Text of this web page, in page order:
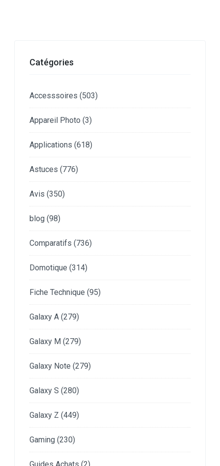
Catégories
Accesssoires (503)
Appareil Photo (3)
Applications (618)
Astuces (776)
Avis (350)
blog (98)
Comparatifs (736)
Domotique (314)
Fiche Technique (95)
Galaxy A (279)
Galaxy M (279)
Galaxy Note (279)
Galaxy S (280)
Galaxy Z (449)
Gaming (230)
Guides Achats (2)